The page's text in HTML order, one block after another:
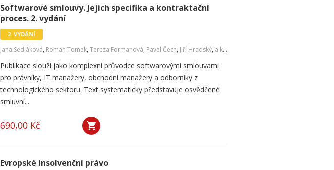
Softwarové smlouvy. Jejich specifika a kontraktační
proces. 2. vydání
2. VYDÁNÍ
Jana Sedláková, Roman Tomek, Tereza Formanová, Pavel Čech, Jiří Hradský, a kol.
Publikace slouží jako komplexní průvodce softwarovými smlouvami
pro právníky, IT manažery, obchodní manažery a odborníky z
technologického sektoru. Text systematicky představuje osvědčené
smluvní...
690,00 Kč
Evropské insolvenční právo